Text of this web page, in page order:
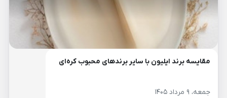
مقایسه برند ایلیون با سایر برندهای محبوب کره‌ای
جمعه، ۹ مرداد ۱۴۰۵